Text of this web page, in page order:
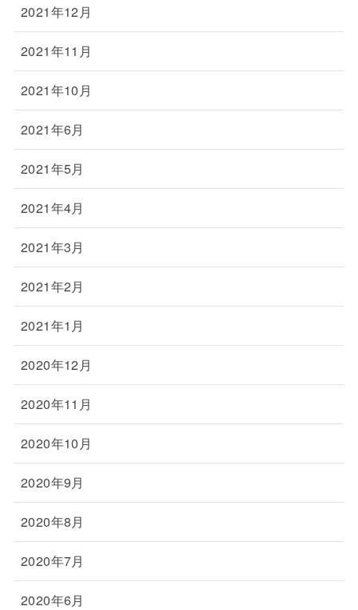
2021年12月
2021年11月
2021年10月
2021年6月
2021年5月
2021年4月
2021年3月
2021年2月
2021年1月
2020年12月
2020年11月
2020年10月
2020年9月
2020年8月
2020年7月
2020年6月